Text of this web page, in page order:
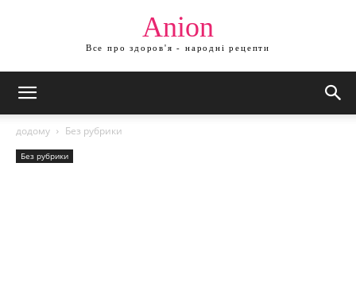
Anion
Все про здоров'я - народні рецепти
додому Без рубрики
Без рубрики